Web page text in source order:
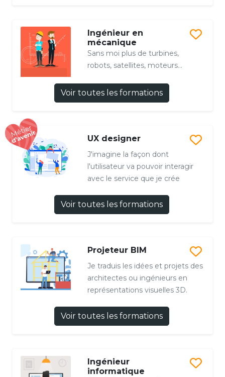
Ingénieur en
mécanique
Sans moi plus de turbines,
robots, satellites, moteurs...
Voir toutes les formations
UX designer
J'imagine la façon dont
l'utilisateur va pouvoir interagir
avec le service que je crée
Voir toutes les formations
Projeteur BIM
Je traduis les idées et projets des
architectes ou ingénieurs en
représentations visuelles 3D.
Voir toutes les formations
Ingénieur
informatique